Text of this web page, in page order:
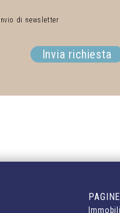
di newsletter
Invia richiesta
PAGINE
Immobili